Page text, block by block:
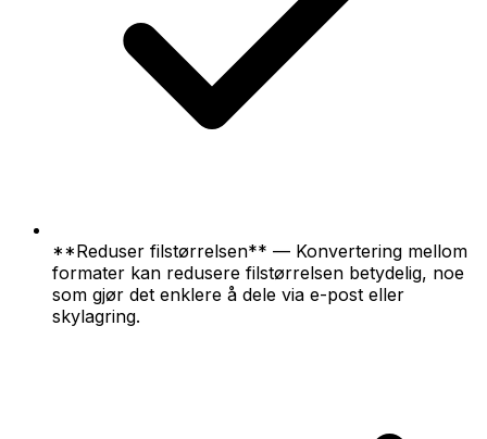
**Reduser filstørrelsen** — Konvertering mellom
formater kan redusere filstørrelsen betydelig, noe
som gjør det enklere å dele via e-post eller
skylagring.